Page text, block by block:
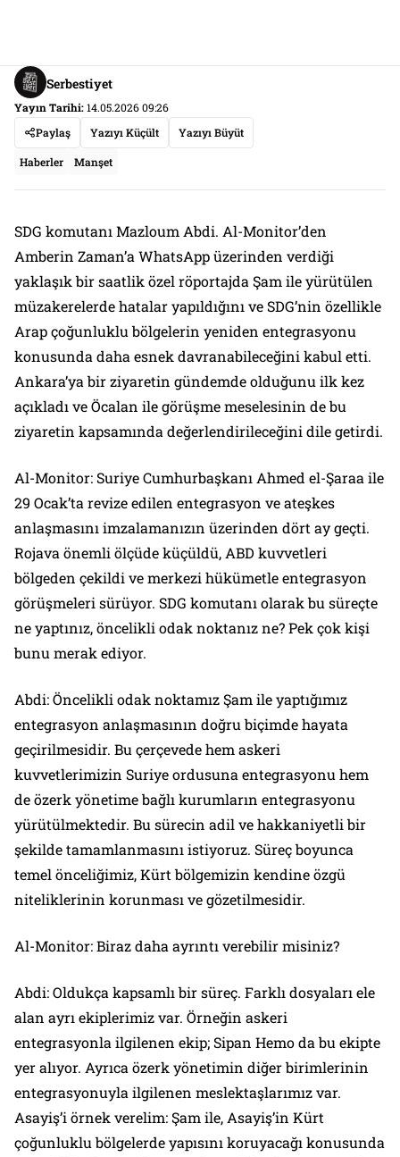
Serbestiyet
Yayın Tarihi:14.05.2026 09:26
Paylaş
Yazıyı Küçült Yazıyı Büyüt
Haberler Manşet
SDG komutanı Mazloum Abdi. Al-Monitor’den
Amberin Zaman’a WhatsApp üzerinden verdiği
yaklaşık bir saatlik özel röportajda Şam ile yürütülen
müzakerelerde hatalar yapıldığını ve SDG’nin özellikle
Arap çoğunluklu bölgelerin yeniden entegrasyonu
konusunda daha esnek davranabileceğini kabul etti.
Ankara’ya bir ziyaretin gündemde olduğunu ilk kez
açıkladı ve Öcalan ile görüşme meselesinin de bu
ziyaretin kapsamında değerlendirileceğini dile getirdi.
Al-Monitor: Suriye Cumhurbaşkanı Ahmed el-Şaraa ile
29 Ocak’ta revize edilen entegrasyon ve ateşkes
anlaşmasını imzalamanızın üzerinden dört ay geçti.
Rojava önemli ölçüde küçüldü, ABD kuvvetleri
bölgeden çekildi ve merkezi hükümetle entegrasyon
görüşmeleri sürüyor. SDG komutanı olarak bu süreçte
ne yaptınız, öncelikli odak noktanız ne? Pek çok kişi
bunu merak ediyor.
Abdi: Öncelikli odak noktamız Şam ile yaptığımız
entegrasyon anlaşmasının doğru biçimde hayata
geçirilmesidir. Bu çerçevede hem askeri
kuvvetlerimizin Suriye ordusuna entegrasyonu hem
de özerk yönetime bağlı kurumların entegrasyonu
yürütülmektedir. Bu sürecin adil ve hakkaniyetli bir
şekilde tamamlanmasını istiyoruz. Süreç boyunca
temel önceliğimiz, Kürt bölgemizin kendine özgü
niteliklerinin korunması ve gözetilmesidir.
Al-Monitor: Biraz daha ayrıntı verebilir misiniz?
Abdi: Oldukça kapsamlı bir süreç. Farklı dosyaları ele
alan ayrı ekiplerimiz var. Örneğin askeri
entegrasyonla ilgilenen ekip; Sipan Hemo da bu ekipte
yer alıyor. Ayrıca özerk yönetimin diğer birimlerinin
entegrasyonuyla ilgilenen meslektaşlarımız var.
Asayiş’i örnek verelim: Şam ile, Asayiş’in Kürt
çoğunluklu bölgelerde yapısını koruyacağı konusunda